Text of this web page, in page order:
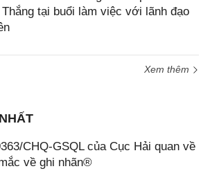
tại buổi làm việc với lãnh đạo
Xem thêm
CHQ-GSQL của Cục Hải quan về
về ghi nhãn®